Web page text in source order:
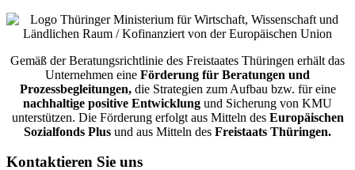
Gemäß der Beratungsrichtlinie des Freistaates Thüringen erhält das
Unternehmen eine Förderung für Beratungen und
Prozessbegleitungen,die Strategien zum Aufbau bzw. für eine
nachhaltige positive Entwicklung und Sicherung von KMU
unterstützen. Die Förderung erfolgt aus Mitteln des Europäischen
Sozialfonds Plus und aus Mitteln des Freistaats Thüringen.
Kontaktieren Sie uns